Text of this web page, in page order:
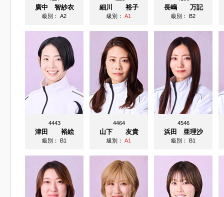
廣中 智紗衣
級別：A2
細川 裕子
級別：A1
長嶋 万記
級別：B2
4443
津田 裕絵
級別：B1
4464
山下 友貴
級別：A1
4546
浜田 亜理沙
級別：B1